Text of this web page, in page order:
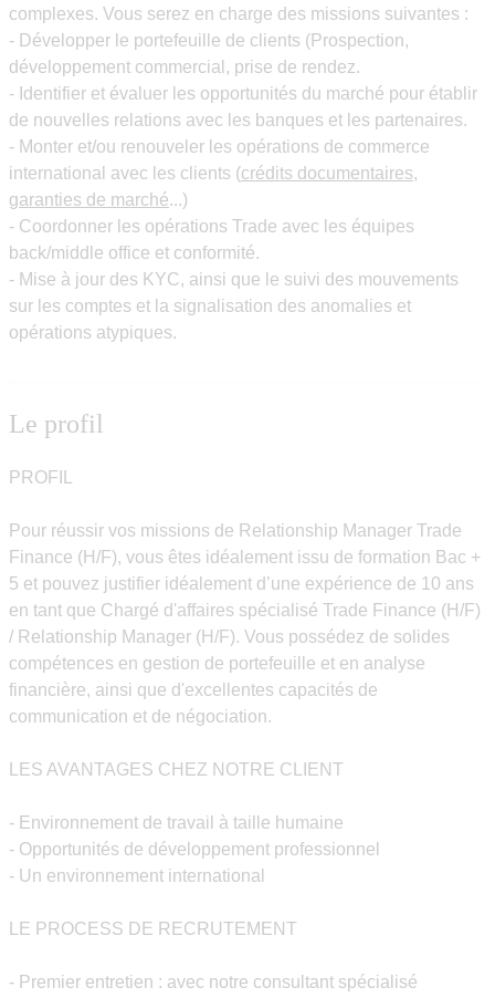
complexes. Vous serez en charge des missions suivantes :
- Développer le portefeuille de clients (Prospection,
développement commercial, prise de rendez.
- Identifier et évaluer les opportunités du marché pour établir
de nouvelles relations avec les banques et les partenaires.
- Monter et/ou renouveler les opérations de commerce
international avec les clients (crédits documentaires,
garanties de marché...)
- Coordonner les opérations Trade avec les équipes
back/middle office et conformité.
- Mise à jour des KYC, ainsi que le suivi des mouvements
sur les comptes et la signalisation des anomalies et
opérations atypiques.
Le profil
PROFIL
Pour réussir vos missions de Relationship Manager Trade
Finance (H/F), vous êtes idéalement issu de formation Bac +
5 et pouvez justifier idéalement d’une expérience de 10 ans
en tant que Chargé d'affaires spécialisé Trade Finance (H/F)
/ Relationship Manager (H/F). Vous possédez de solides
compétences en gestion de portefeuille et en analyse
financière, ainsi que d'excellentes capacités de
communication et de négociation.
LES AVANTAGES CHEZ NOTRE CLIENT
- Environnement de travail à taille humaine
- Opportunités de développement professionnel
- Un environnement international
LE PROCESS DE RECRUTEMENT
- Premier entretien : avec notre consultant spécialisé